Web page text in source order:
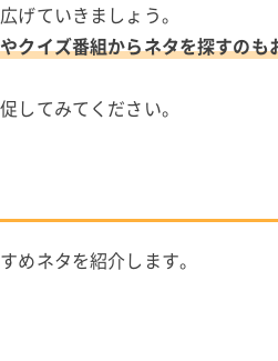
げていきましょう。
クイズ番組からネタを探すのも
してみてください。
めネタを紹介します。